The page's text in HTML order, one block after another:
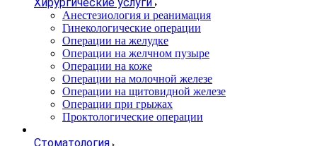
Анестезиология и реанимация
Гинекологические операции
Операции на желудке
Операции на желчном пузыре
Операции на коже
Операции на молочной железе
Операции на щитовидной железе
Операции при грыжах
Проктологические операции
Стоматология